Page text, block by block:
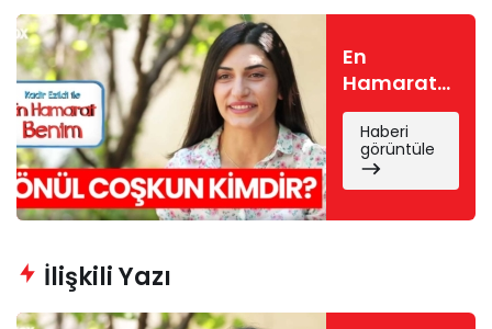
En
Hamarat
Benim
Gönül
kimdir?
Gönül
Coşkun
Haberi
görüntüle
İlişkili Yazı